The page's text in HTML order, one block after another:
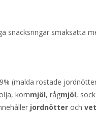
snacksringar smaksatta
(malda rostade
kornmjöl, rågmjöl,
jordnötteroch